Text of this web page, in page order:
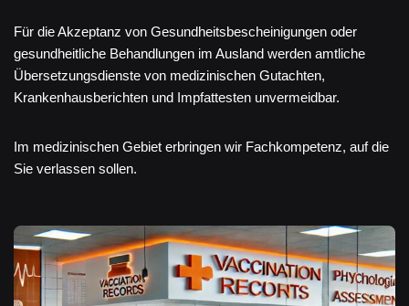
Für die Akzeptanz von Gesundheitsbescheinigungen oder
gesundheitliche Behandlungen im Ausland werden amtliche
Übersetzungsdienste von medizinischen Gutachten,
Krankenhausberichten und Impfattesten unvermeidbar.
Im medizinischen Gebiet erbringen wir Fachkompetenz, auf die
Sie verlassen sollen.